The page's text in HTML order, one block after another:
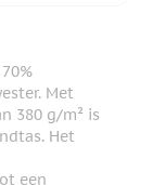
Met
380 g/m² is
Het
een